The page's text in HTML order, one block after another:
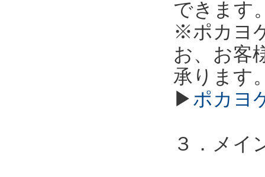
できます
※ポカヨ
お、お客
承ります
▶ポカヨ
３．メイ